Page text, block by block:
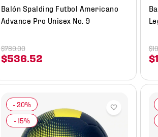
Balón Spalding Futbol Americano
Advance Pro Unisex No. 9
$536.52
$789.00
$
$